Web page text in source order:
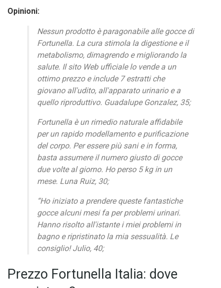
Opinioni:
Nessun prodotto è paragonabile alle gocce di
Fortunella. La cura stimola la digestione e il
metabolismo, dimagrendo e migliorando la
salute. Il sito Web ufficiale lo vende a un
ottimo prezzo e include 7 estratti che
giovano all'udito, all'apparato urinario e a
quello riproduttivo. Guadalupe Gonzalez, 35;
Fortunella è un rimedio naturale affidabile
per un rapido modellamento e purificazione
del corpo. Per essere più sani e in forma,
basta assumere il numero giusto di gocce
due volte al giorno. Ho perso 5 kg in un
mese. Luna Ruiz, 30;
“Ho iniziato a prendere queste fantastiche
gocce alcuni mesi fa per problemi urinari.
Hanno risolto all'istante i miei problemi in
bagno e ripristinato la mia sessualità. Le
consiglio! Julio, 40;
Prezzo Fortunella Italia: dove